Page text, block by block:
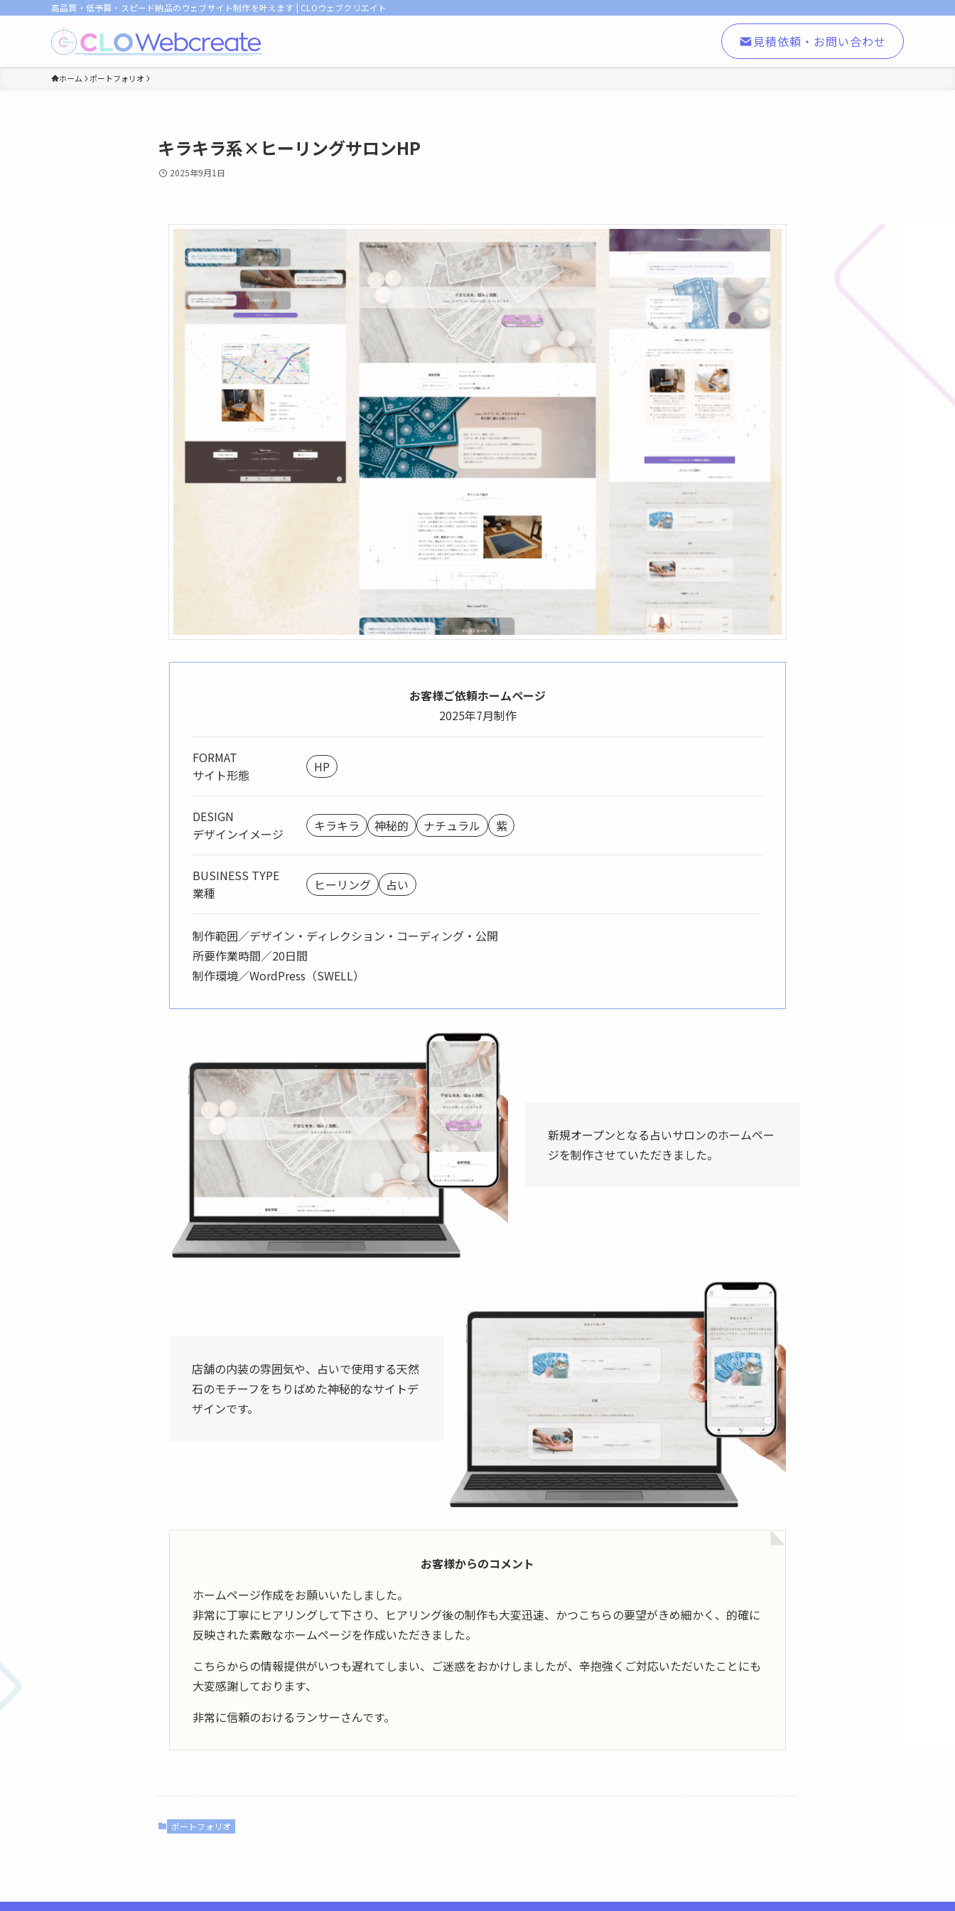
高品質・低予算・スピード納品のウェブサイト制作を叶えます | CLOウェブクリエイト
見積依頼・お問い合わせ
ホーム ポートフォリオ
キラキラ系×ヒーリングサロンHP
2025年9月1日
お客様ご依頼ホームページ
2025年7月制作
FORMAT
サイト形態
HP
DESIGN
デザインイメージ
キラキラ 神秘的 ナチュラル 紫
BUSINESS TYPE
業種
ヒーリング 占い
制作範囲／デザイン・ディレクション・コーディング・公開
所要作業時間／20日間
制作環境／WordPress（SWELL）
新規オープンとなる占いサロンのホームペー
ジを制作させていただきました。
店舗の内装の雰囲気や、占いで使用する天然
石のモチーフをちりばめた神秘的なサイトデ
ザインです。
お客様からのコメント
ホームページ作成をお願いいたしました。
非常に丁寧にヒアリングして下さり、ヒアリング後の制作も大変迅速、かつこちらの要望がきめ細かく、的確に
反映された素敵なホームページを作成いただきました。
こちらからの情報提供がいつも遅れてしまい、ご迷惑をおかけしましたが、辛抱強くご対応いただいたことにも
大変感謝しております、
非常に信頼のおけるランサーさんです。
ポートフォリオ